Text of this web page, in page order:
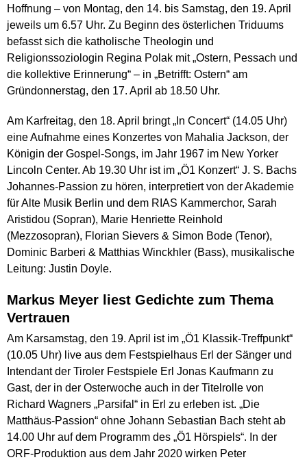
Hoffnung – von Montag, den 14. bis Samstag, den 19. April
jeweils um 6.57 Uhr. Zu Beginn des österlichen Triduums
befasst sich die katholische Theologin und
Religionssoziologin Regina Polak mit „Ostern, Pessach und
die kollektive Erinnerung“ – in „Betrifft: Ostern“ am
Gründonnerstag, den 17. April ab 18.50 Uhr.
Am Karfreitag, den 18. April bringt „In Concert“ (14.05 Uhr)
eine Aufnahme eines Konzertes von Mahalia Jackson, der
Königin der Gospel-Songs, im Jahr 1967 im New Yorker
Lincoln Center. Ab 19.30 Uhr ist im „Ö1 Konzert“ J. S. Bachs
Johannes-Passion zu hören, interpretiert von der Akademie
für Alte Musik Berlin und dem RIAS Kammerchor, Sarah
Aristidou (Sopran), Marie Henriette Reinhold
(Mezzosopran), Florian Sievers & Simon Bode (Tenor),
Dominic Barberi & Matthias Winckhler (Bass), musikalische
Leitung: Justin Doyle.
Markus Meyer liest Gedichte zum Thema
Vertrauen
Am Karsamstag, den 19. April ist im „Ö1 Klassik-Treffpunkt“
(10.05 Uhr) live aus dem Festspielhaus Erl der Sänger und
Intendant der Tiroler Festspiele Erl Jonas Kaufmann zu
Gast, der in der Osterwoche auch in der Titelrolle von
Richard Wagners „Parsifal“ in Erl zu erleben ist. „Die
Matthäus-Passion“ ohne Johann Sebastian Bach steht ab
14.00 Uhr auf dem Programm des „Ö1 Hörspiels“. In der
ORF-Produktion aus dem Jahr 2020 wirken Peter